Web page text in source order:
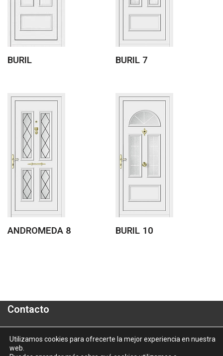
BURIL BURIL 7
ANDROMEDA 8 BURIL 10
Contacto
Polígono Industrial "A Granxa"- Paralela 2- Parcela 16
informacion@aluporta.com
Utilizamos cookies para ofrecerte la mejor experiencia en nuestra
web.